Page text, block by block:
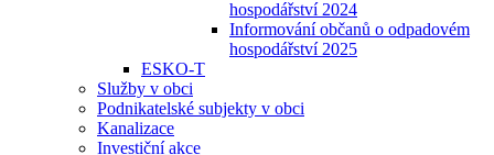
hospodářství 2024
Informování občanů o odpadovém
hospodářství 2025
ESKO-T
Služby v obci
Podnikatelské subjekty v obci
Kanalizace
Investiční akce